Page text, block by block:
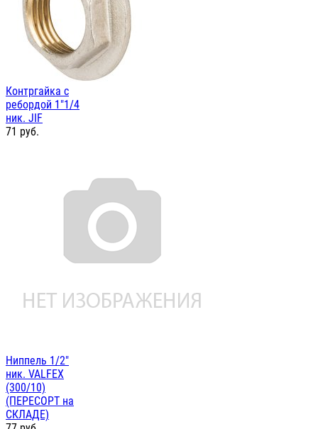
Контргайка с
ребордой 1"1/4
ник. JIF
71 руб.
Ниппель 1/2"
ник. VALFEX
(300/10)
(ПЕРЕСОРТ на
СКЛАДЕ)